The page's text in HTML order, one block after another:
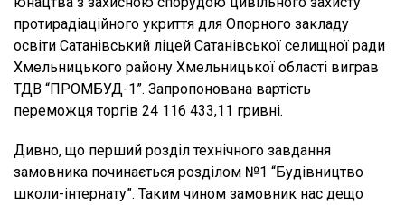
протирадіаційного укриття для Опорного закладу
освіти Сатанівський ліцей Сатанівської селищної ради
Хмельницького району Хмельницької області виграв
ТДВ “ПРОМБУД-1”. Запропонована вартість
переможця торгів 24 116 433,11 гривні.
Дивно, що перший розділ технічного завдання
замовника починається розділом №1 “Будівництво
школи-інтернату”. Таким чином замовник нас дещо